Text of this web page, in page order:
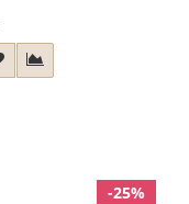
-25%